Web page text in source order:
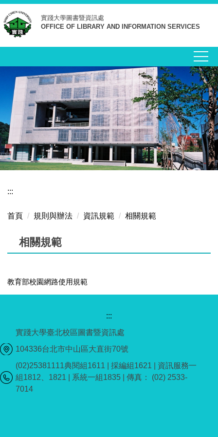
跳
到
主
要
實踐大學圖書暨資訊處
OFFICE OF LIBRARY AND INFORMATION SERVICES
:::
首頁 規則與辦法 資訊規範 相關規範
相關規範
教育部校園網路使用規範
:::
實踐大學臺北校區圖書暨資訊處
104336台北市中山區大直街70號
(02)25381111典閱組1611 | 採編組1621 | 資訊服務一
組1812、1821 | 系統一組1835 | 傳真： (02) 2533-
7014